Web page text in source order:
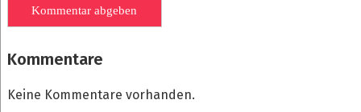
Kommentare
Keine Kommentare vorhanden.